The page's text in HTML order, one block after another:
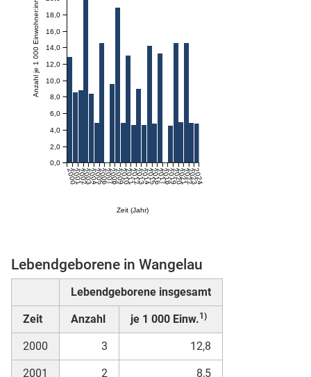
Zeit (Jahr)
200020012002200320042005200620072008200920102011201220132014201520162017201820192020202120222023
2024
Anzahl je 1 000 Einwohner:innen
0,0
2,0
4,0
6,0
8,0
10,0
12,0
14,0
16,0
18,0
Lebendgeborene in Wangelau
Lebendgeborene insgesamt
Zeit Anzahl je 1 000 Einw.1)
2000 3 12,8
2001 2 8,5